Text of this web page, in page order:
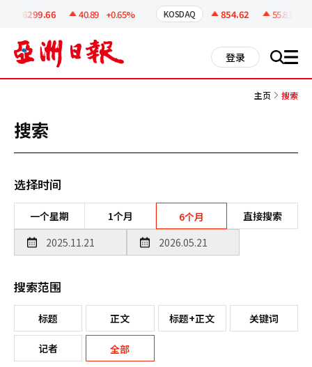
6299.66 40.89 +0.65% KOSDAQ 854.62 55.81
登录 搜 all
主页 搜索
搜索
选择时间
一个星期 1个月 6个月 直接搜索
搜索范围
标题 正文 标题+正文 关键词
记者 全部